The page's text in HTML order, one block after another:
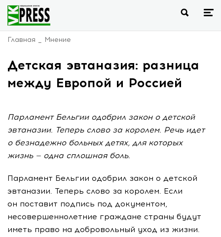
Главная Мнение
Детская эвтаназия: разница
между Европой и Россией
Парламент Бельгии одобрил закон о детской
эвтаназии. Теперь слово за королем. Речь идет
о безнадежно больных детях, для которых
жизнь — одна сплошная боль.
Парламент Бельгии одобрил закон о детской
эвтаназии. Теперь слово за королем. Если
он поставит подпись под документом,
несовершеннолетние граждане страны будут
иметь право на добровольный уход из жизни.